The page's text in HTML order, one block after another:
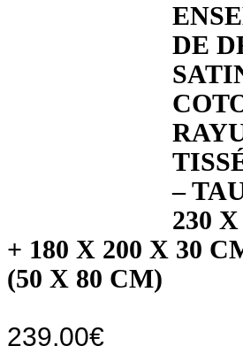
DE
–
230
+ 180 X 200 X 30
(50 X 80 CM)
239,00€